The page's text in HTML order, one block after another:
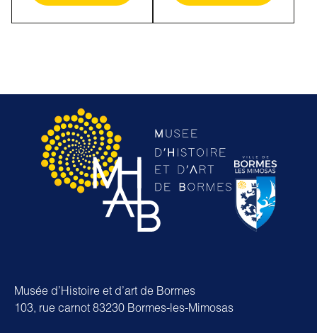
Musée d’Histoire et d’art de Bormes
103, rue carnot 83230 Bormes-les-Mimosas